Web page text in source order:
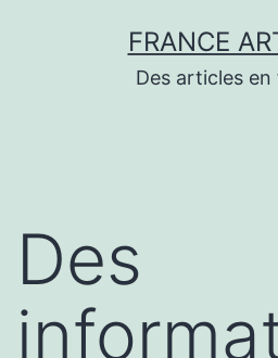
FRANCE
Des articles
Des